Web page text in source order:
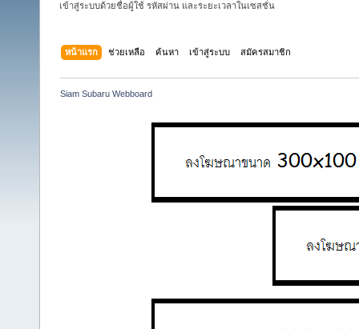
เข้าสู่ระบบด้วยชื่อผู้ใช้ รหัสผ่าน และระยะเวลาในเซสชั่น
หน้าแรก ช่วยเหลือ ค้นหา เข้าสู่ระบบ สมัครสมาชิก
Siam Subaru Webboard